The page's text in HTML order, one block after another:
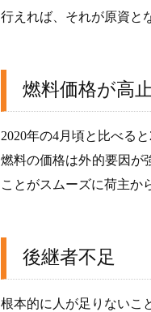
行えれば、それが原資と
燃料価格が高
2020年の4月頃と比べる
燃料の価格は外的要因が
ことがスムーズに荷主か
後継者不足
根本的に人が足りないこ